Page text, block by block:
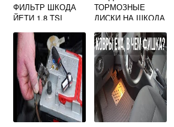
ФИЛЬТР ШКОДА
ЙЕТИ 1.8 TSI
ТОРМОЗНЫЕ
ДИСКИ НА ШКОДА